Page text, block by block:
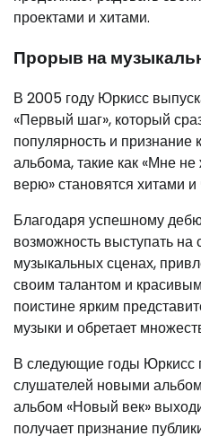
проектами и хитами.
Прорыв на
В 2005 году Юркисс
«Первый шаг», который
популярность и признание
альбома, такие как «Мне
верю» становятся хитами и
Благодаря успешному
возможность выступать
музыкальных сценах,
своим талантом и
поистине ярким
музыки и обретает
В следующие годы Юркисс
слушателей новыми
альбом «Новый век»
получает признание